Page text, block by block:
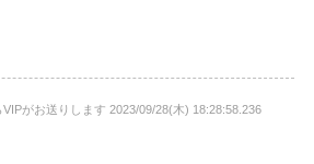
VIPがお送りします 2023/09/28(木) 18:28:58.236